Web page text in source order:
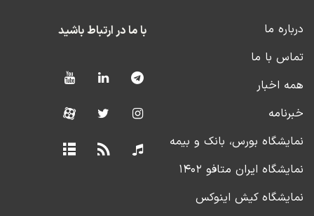
درباره ما
تماس با ما
همه اخبار
خبرنامه
نمایشگاه بورس، بانک و بیمه
نمایشگاه ایران متافو ۱۴۰۲
نمایشگاه کیش اینوکس
با ما در ارتباط باشید